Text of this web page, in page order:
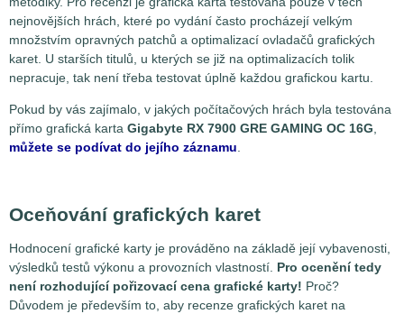
nejnovějších hrách, které po vydání často procházejí velkým
množstvím opravných patchů a optimalizací ovladačů grafických
karet. U starších titulů, u kterých se již na optimalizacích tolik
nepracuje, tak není třeba testovat úplně každou grafickou kartu.
Pokud by vás zajímalo, v jakých počítačových hrách byla testována
přímo grafická karta Gigabyte RX 7900 GRE GAMING OC 16G,
můžete se podívat do jejího záznamu.
Oceňování grafických karet
Hodnocení grafické karty je prováděno na základě její vybavenosti,
výsledků testů výkonu a provozních vlastností. Pro ocenění tedy
není rozhodující pořizovací cena grafické karty! Proč?
Důvodem je především to, aby recenze grafických karet na